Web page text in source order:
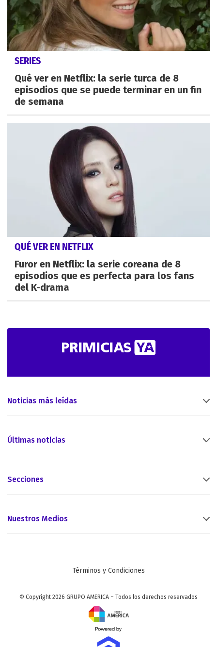
SERIES
Qué ver en Netflix: la serie turca de 8
episodios que se puede terminar en un fin
de semana
QUÉ VER EN NETFLIX
Furor en Netflix: la serie coreana de 8
episodios que es perfecta para los fans
del K-drama
Noticias más leídas
Últimas noticias
Secciones
Nuestros Medios
Términos y Condiciones
© Copyright 2026 GRUPO AMERICA – Todos los derechos reservados